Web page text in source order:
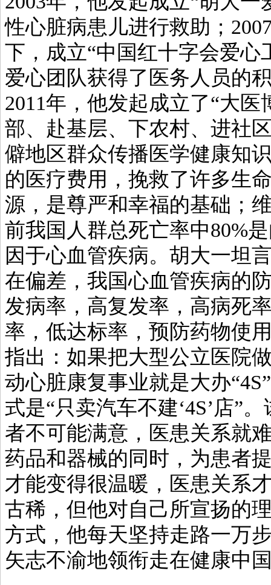
性心脏病患儿进行救助；
下，成立“中国红十字会爱
爱心团队获得了医务人员的
2011年，他发起成立了“大
部、赴基层、下农村、进社
僻地区群众传播医学健康知
的医疗费用，挽救了许多生
源，是尊严和幸福的基础；
前我国人群总死亡率中80%
因于心血管疾病。胡大一坦
在偏差，我国心血管疾病的
发病率，高复发率，高病死
率，低达标率，预防药物使
指出：如果把大型公立医院
动心脏康复事业就是大办
式是“只卖汽车不建‘4S’店”
者不可能满意，医患关系就
药品和器械的同时，为患者
才能变得很温暖，医患关系
古稀，但他对自己所宣扬的
方式，他每天坚持走路一万
矢志不渝地领衔走在健康中